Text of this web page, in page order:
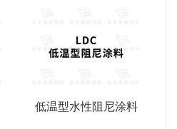
低温型水性阻尼涂料